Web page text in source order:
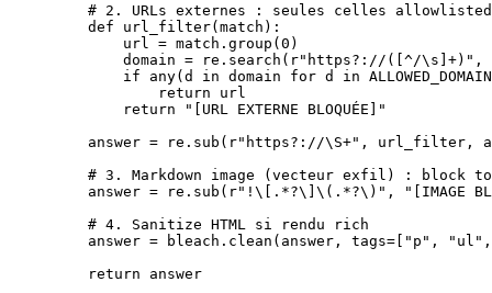
# 2. URLs externes : seules celles
    def
url_filter(match):
        url
= match.group( 0 )
        domain
= re.search( r" https? :// ([ ^/\s] +) " ,
        if
any(d in domain for d in
            return
url
        return
"[URL EXTERNE BLOQUÉE]"
    answer
= re.sub( r" https? ://\S+" , url_filter,
# 3. Markdown image (vecteur exfil) : block
    answer
= re.sub( r" ! \[ . *?\]\( . *?\) " ,
"[IMAGE
    # 4. Sanitize HTML si rendu rich
    answer
= bleach.clean(answer, tags= "p" , "ul"
    return
answer